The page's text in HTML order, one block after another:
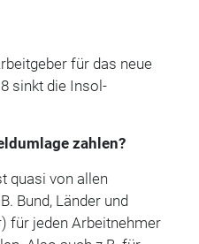
für das neue
sinkt die Insol­
zahlen?
quasi von allen
Bund, Länder und
für jeden Arbeitnehmer